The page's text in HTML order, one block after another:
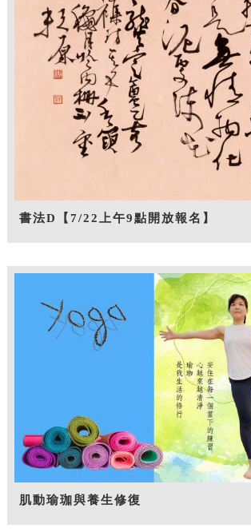
書法D【7/22上午9點開放報名】
肌動瑜珈與養生修復